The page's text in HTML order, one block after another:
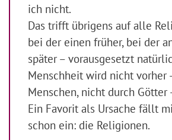
ich nicht.
Das trifft übrigens auf alle
bei der einen früher, bei der
später – vorausgesetzt
Menschheit wird nicht vorher
Menschen, nicht durch Götter
Ein Favorit als Ursache fällt
schon ein: die Religionen.